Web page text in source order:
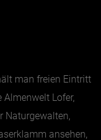
man freien Eintritt
Almenwelt Lofer,
Naturgewalten,
ansehen,